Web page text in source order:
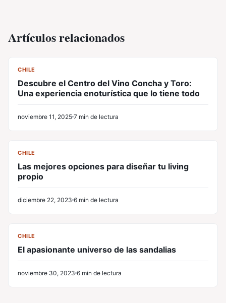
Artículos relacionados
CHILE
Descubre el Centro del Vino Concha y Toro:
Una experiencia enoturística que lo tiene todo
noviembre 11, 2025 7 min de lectura
CHILE
Las mejores opciones para diseñar tu living
propio
diciembre 22, 2023 6 min de lectura
CHILE
El apasionante universo de las sandalias
noviembre 30, 2023 6 min de lectura